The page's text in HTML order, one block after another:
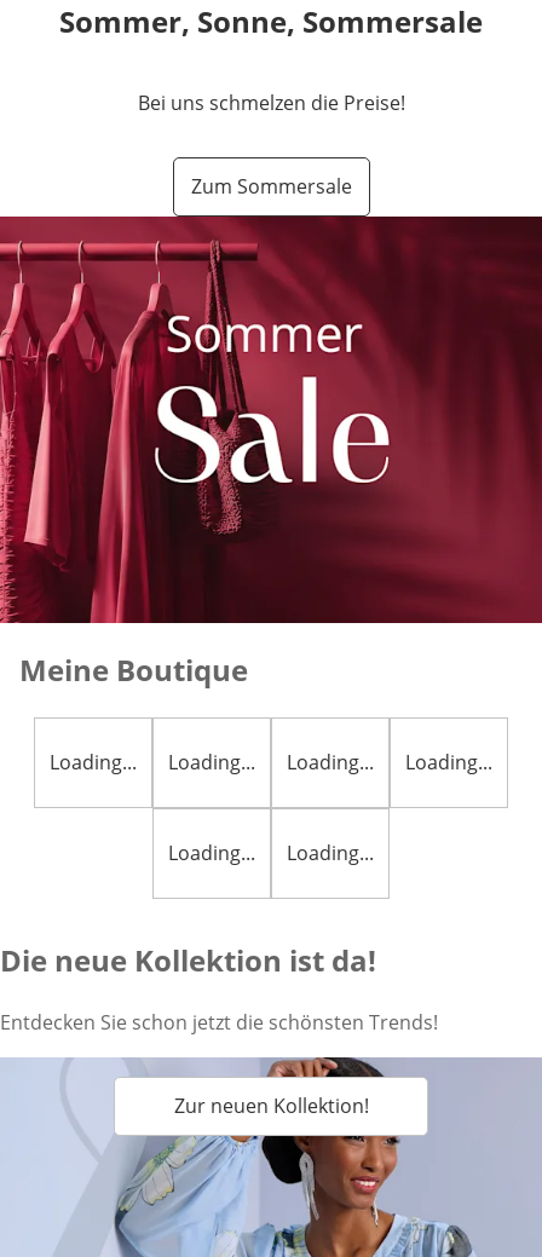
Sommer, Sonne, Sommersale
Bei uns schmelzen die Preise!
Zum Sommersale
Meine Boutique
Loading... Loading... Loading... Loading...
Loading... Loading...
Die neue Kollektion ist da!
Entdecken Sie schon jetzt die schönsten Trends!
Zur neuen Kollektion!